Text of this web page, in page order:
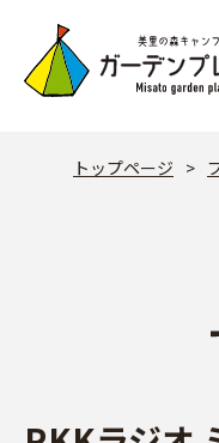
content
トップページ >